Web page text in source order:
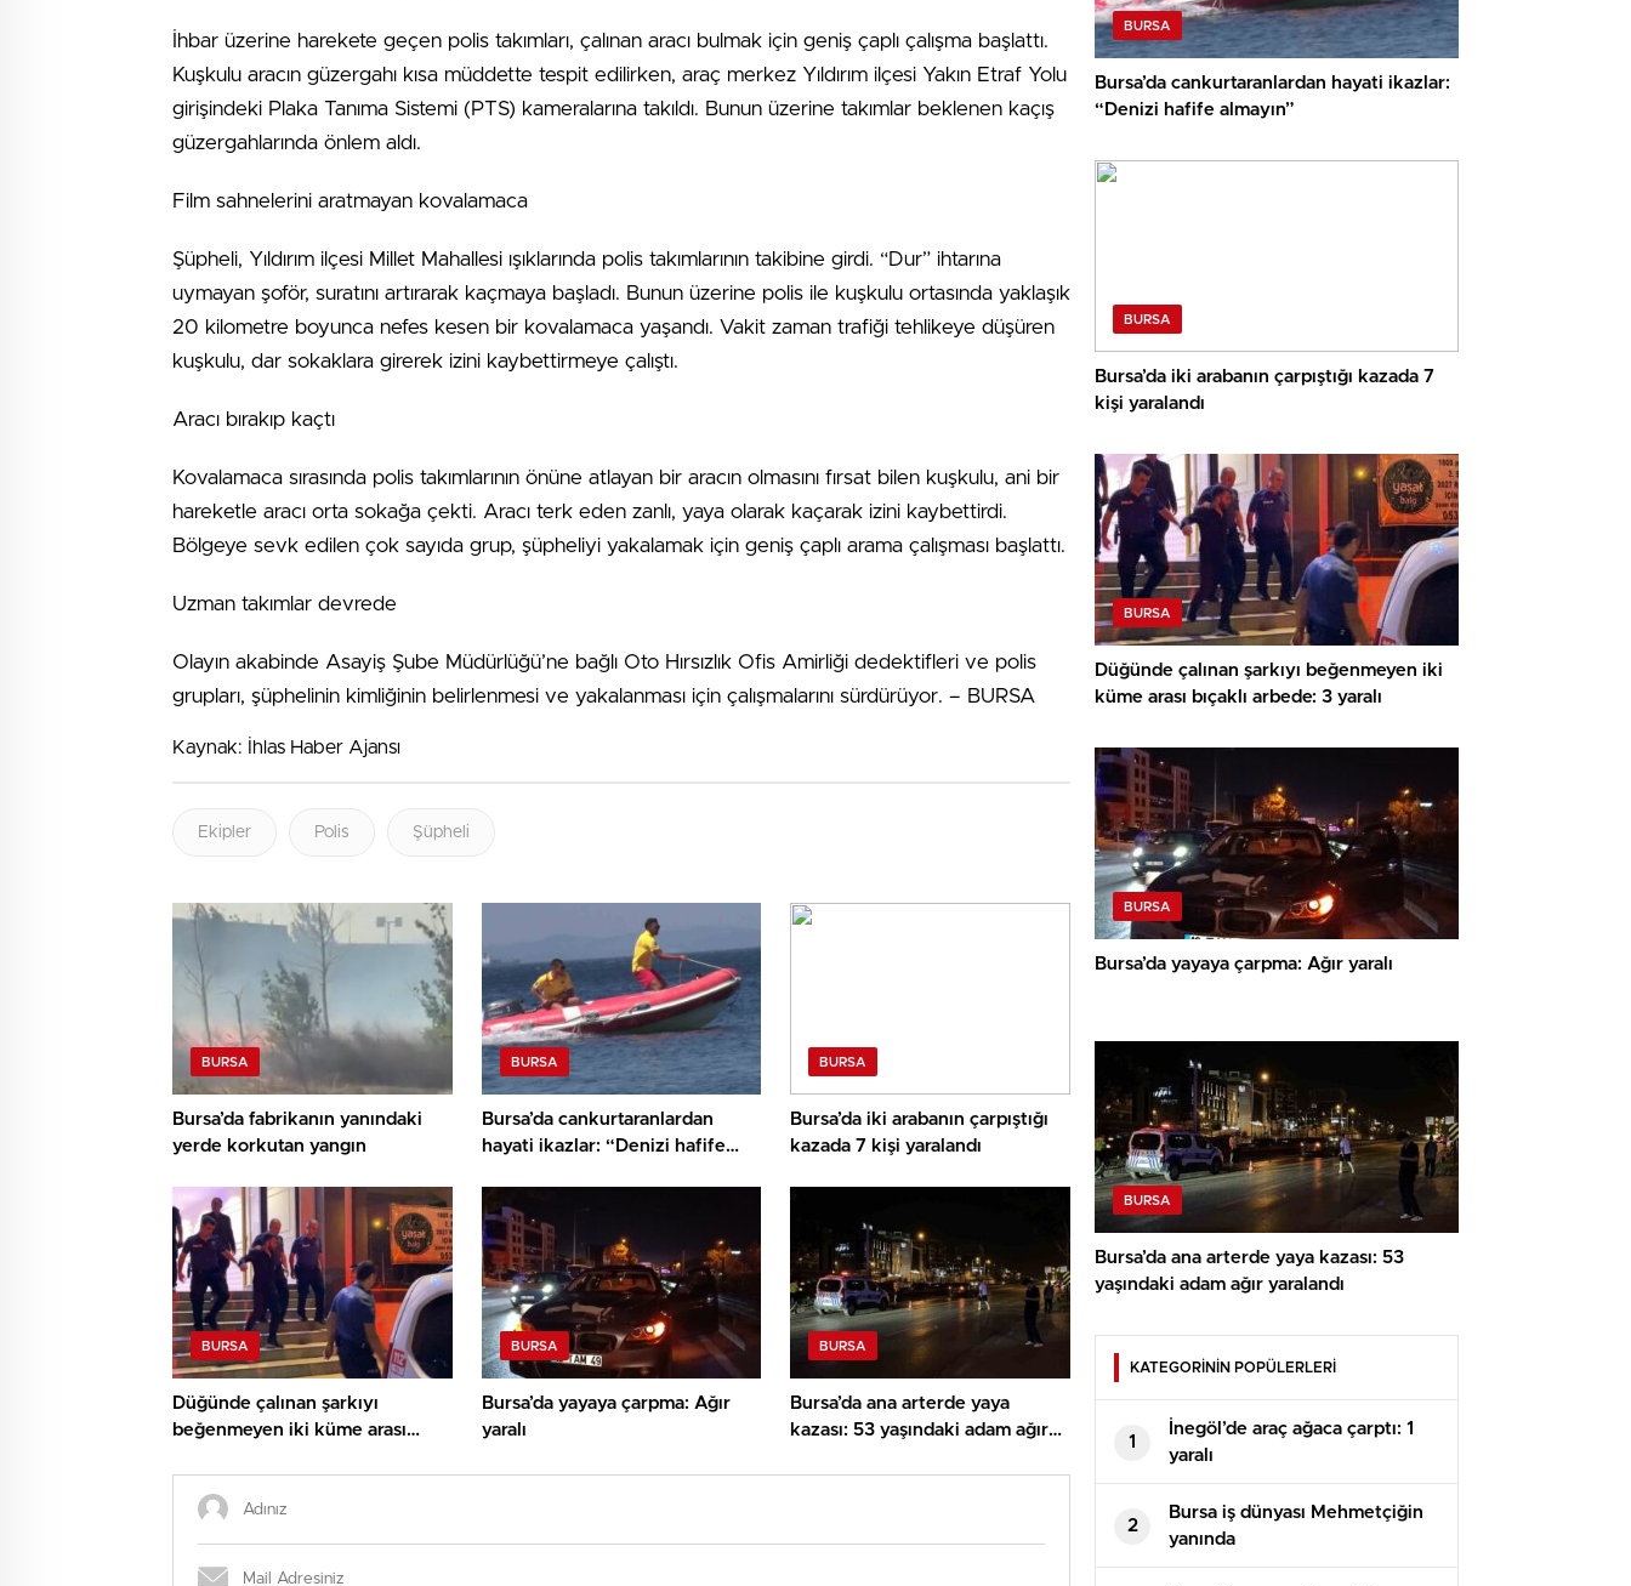
İhbar üzerine harekete geçen polis takımları, çalınan aracı bulmak için geniş çaplı çalışma başlattı.
Kuşkulu aracın güzergahı kısa müddette tespit edilirken, araç merkez Yıldırım ilçesi Yakın Etraf Yolu
girişindeki Plaka Tanıma Sistemi (PTS) kameralarına takıldı. Bunun üzerine takımlar beklenen kaçış
güzergahlarında önlem aldı.
Film sahnelerini aratmayan kovalamaca
Şüpheli, Yıldırım ilçesi Millet Mahallesi ışıklarında polis takımlarının takibine girdi. “Dur” ihtarına
uymayan şoför, suratını artırarak kaçmaya başladı. Bunun üzerine polis ile kuşkulu ortasında yaklaşık
20 kilometre boyunca nefes kesen bir kovalamaca yaşandı. Vakit zaman trafiği tehlikeye düşüren
kuşkulu, dar sokaklara girerek izini kaybettirmeye çalıştı.
Aracı bırakıp kaçtı
Kovalamaca sırasında polis takımlarının önüne atlayan bir aracın olmasını fırsat bilen kuşkulu, ani bir
hareketle aracı orta sokağa çekti. Aracı terk eden zanlı, yaya olarak kaçarak izini kaybettirdi.
Bölgeye sevk edilen çok sayıda grup, şüpheliyi yakalamak için geniş çaplı arama çalışması başlattı.
Uzman takımlar devrede
Olayın akabinde Asayiş Şube Müdürlüğü’ne bağlı Oto Hırsızlık Ofis Amirliği dedektifleri ve polis
grupları, şüphelinin kimliğinin belirlenmesi ve yakalanması için çalışmalarını sürdürüyor. – BURSA
Kaynak: İhlas Haber Ajansı
Ekipler Polis Şüpheli
BURSA
Bursa’da fabrikanın yanındaki
yerde korkutan yangın
BURSA
Bursa’da cankurtaranlardan
hayati ikazlar: “Denizi hafife
BURSA
Bursa’da iki arabanın çarpıştığı
kazada 7 kişi yaralandı
BURSA
Düğünde çalınan şarkıyı
beğenmeyen iki küme arası
BURSA
Bursa’da yayaya çarpma: Ağır
yaralı
BURSA
Bursa’da ana arterde yaya
kazası: 53 yaşındaki adam ağır
BURSA
Bursa’da cankurtaranlardan hayati ikazlar:
“Denizi hafife almayın”
BURSA
Bursa’da iki arabanın çarpıştığı kazada 7
kişi yaralandı
BURSA
Düğünde çalınan şarkıyı beğenmeyen iki
küme arası bıçaklı arbede: 3 yaralı
BURSA
Bursa’da yayaya çarpma: Ağır yaralı
BURSA
Bursa’da ana arterde yaya kazası: 53
yaşındaki adam ağır yaralandı
KATEGORİNİN POPÜLERLERİ
1
İnegöl’de araç ağaca çarptı: 1
yaralı
2
Bursa iş dünyası Mehmetçiğin
yanında